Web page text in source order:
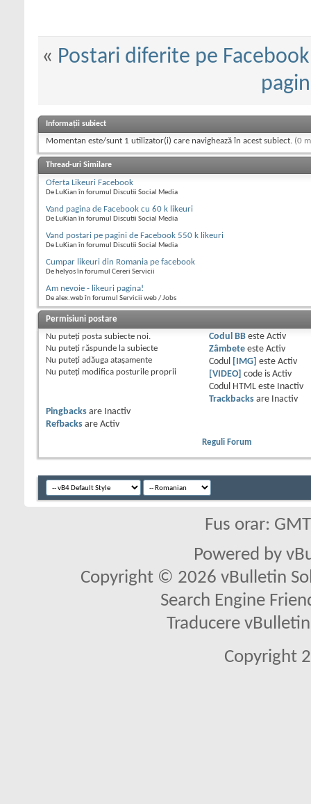
« Postari diferite pe
Informații subiect
Momentan este/sunt 1 utilizator(i) care navighează în acest subiect. (0
Thread-uri Similare
Oferta Likeuri Facebook
De LuKian în forumul Discutii Social Media
Vand pagina de Facebook cu 60 k likeuri
De LuKian în forumul Discutii Social Media
Vand postari pe pagini de Facebook 550 k likeuri
De LuKian în forumul Discutii Social Media
Cumpar likeuri din Romania pe facebook
De helyos în forumul Cereri Servicii
Am nevoie - likeuri pagina!
De alex.web în forumul Servicii web / Jobs
Permisiuni postare
Nu puteţi posta subiecte noi.
Nu puteţi răspunde la subiecte
Nu puteţi adăuga ataşamente
Nu puteţi modifica posturile proprii
Codul BBeste Activ
Zâmbeteeste Activ
Codul
[IMG] este Activ
[VIDEO]
code is Activ
Codul HTML este
Inactiv
Trackbacksare
Inactiv
Pingbacks are
Inactiv
Refbacks are Activ
Reguli Forum
Fus orar:
Powered by
Copyright © 2026 vBulletin
Search Engine
Traducere
Copyright